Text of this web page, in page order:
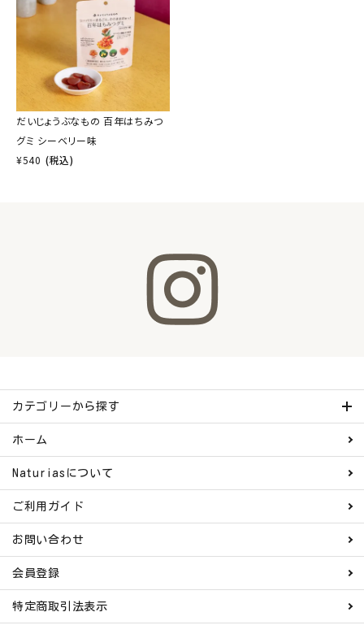
だいじょうぶなもの 百年はちみつ
グミ シーベリー味
¥540 (税込)
カテゴリーから探す
ホーム
Naturiasについて
ご利用ガイド
お問い合わせ
会員登録
特定商取引法表示